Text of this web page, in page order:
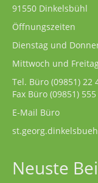
91550 Dinkelsbühl
Öffnungszeiten
Dienstag und
Mittwoch und
Tel. Büro (09851) 22
Fax Büro (09851)
E-Mail Büro
Neuste